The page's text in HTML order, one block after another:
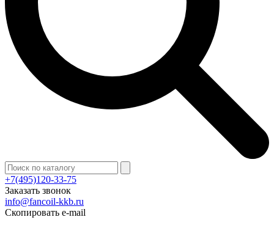
+7(495)120-33-75
Заказать звонок
info@fancoil-kkb.ru
Скопировать e-mail